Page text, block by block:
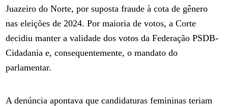
Juazeiro do Norte, por suposta fraude à cota de gênero
nas eleições de 2024. Por maioria de votos, a Corte
decidiu manter a validade dos votos da Federação PSDB-
Cidadania e, consequentemente, o mandato do
parlamentar.
A denúncia apontava que candidaturas femininas teriam